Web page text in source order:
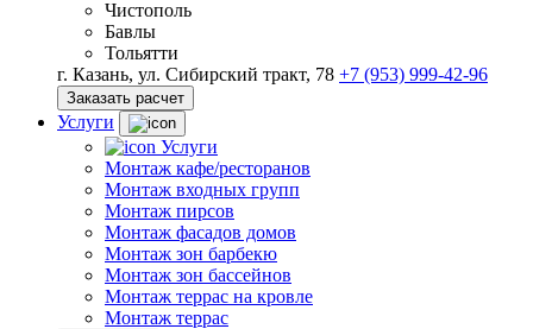
Чистополь
Бавлы
Тольятти
г. Казань, ул. Сибирский тракт, 78 +7 (953) 999-42-96
Заказать расчет
Услуги
Услуги
Монтаж кафе/ресторанов
Монтаж входных групп
Монтаж пирсов
Монтаж фасадов домов
Монтаж зон барбекю
Монтаж зон бассейнов
Монтаж террас на кровле
Монтаж террас